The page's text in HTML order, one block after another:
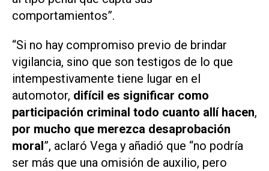
comportamientos”.
“Si no hay compromiso previo de brindar
vigilancia, sino que son testigos de lo que
intempestivamente tiene lugar en el
automotor, difícil es significar como
participación criminal todo cuanto allí hacen,
por mucho que merezca desaprobación
moral”, aclaró Vega y añadió que “no podría
ser más que una omisión de auxilio, pero